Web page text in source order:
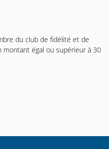
du club de fidélité et de
égal ou supérieur à 30